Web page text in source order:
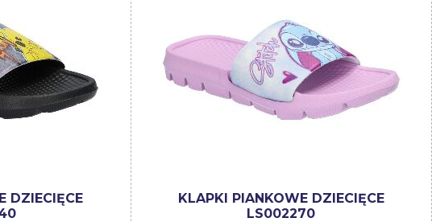
DZIECIĘCE
KLAPKI PIANKOWE DZIECIĘCE
LS002270